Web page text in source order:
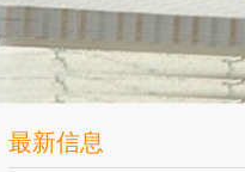
最新信息